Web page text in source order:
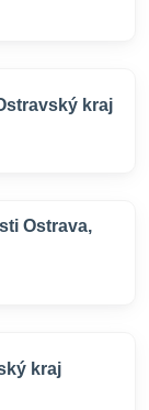
kraj
Ostrava,
kraj